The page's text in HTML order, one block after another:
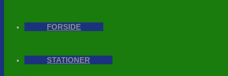
FORSIDE
STATIONER